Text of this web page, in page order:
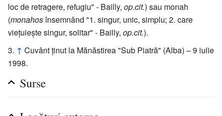
loc de retragere, refugiu" - Bailly, op.cit.) sau monah
(monahosînsemnând "1. singur, unic, simplu; 2. care
viețuiește singur, solitar" - Bailly, op.cit.).
↑ Cuvânt ținut la Mănăstirea "Sub Piatră" (Alba) – 9 iulie
1998.
Surse